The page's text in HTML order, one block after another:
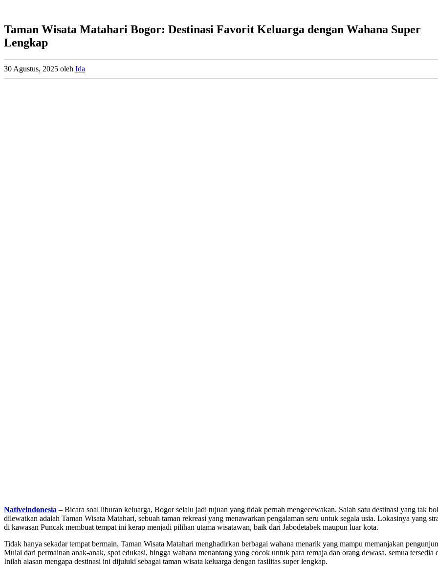
Taman Wisata Matahari Bogor: Destinasi Favorit Keluarga dengan Wahana Super
Lengkap
30 Agustus, 2025 oleh Ida
Nativeindonesia – Bicara soal liburan keluarga, Bogor selalu jadi tujuan yang tidak pernah mengecewakan. Salah satu destinasi yang tak
dilewatkan adalah Taman Wisata Matahari, sebuah taman rekreasi yang menawarkan pengalaman seru untuk segala usia. Lokasinya yang
di kawasan Puncak membuat tempat ini kerap menjadi pilihan utama wisatawan, baik dari Jabodetabek maupun luar kota.
Tidak hanya sekadar tempat bermain, Taman Wisata Matahari menghadirkan berbagai wahana menarik yang mampu memanjakan
Mulai dari permainan anak-anak, spot edukasi, hingga wahana menantang yang cocok untuk para remaja dan orang dewasa, semua tersedia
Inilah alasan mengapa destinasi ini dijuluki sebagai taman wisata keluarga dengan fasilitas super lengkap.